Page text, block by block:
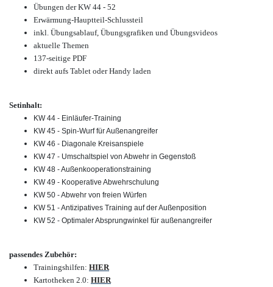
Übungen der KW 44 - 52
Erwärmung-Hauptteil-Schlussteil
inkl. Übungsablauf, Übungsgrafiken und Übungsvideos
aktuelle Themen
137-seitige PDF
direkt aufs Tablet oder Handy laden
Setinhalt:
KW 44 - Einläufer-Training
KW 45 - Spin-Wurf für Außenangreifer
KW 46 - Diagonale Kreisanspiele
KW 47 - Umschaltspiel von Abwehr in Gegenstoß
KW 48 - Außenkooperationstraining
KW 49 - Kooperative Abwehrschulung
KW 50 - Abwehr von freien Würfen
KW 51 - Antizipatives Training auf der Außenposition
KW 52 - Optimaler Absprungwinkel für außenangreifer
passendes Zubehör:
Trainingshilfen: HIER
Kartotheken 2.0: HIER